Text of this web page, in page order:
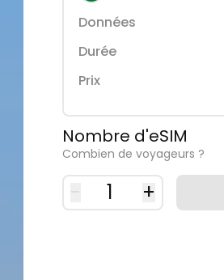
Données
Durée
Prix
Nombre d'eSIM
Combien de voyageurs ?
- 1 +